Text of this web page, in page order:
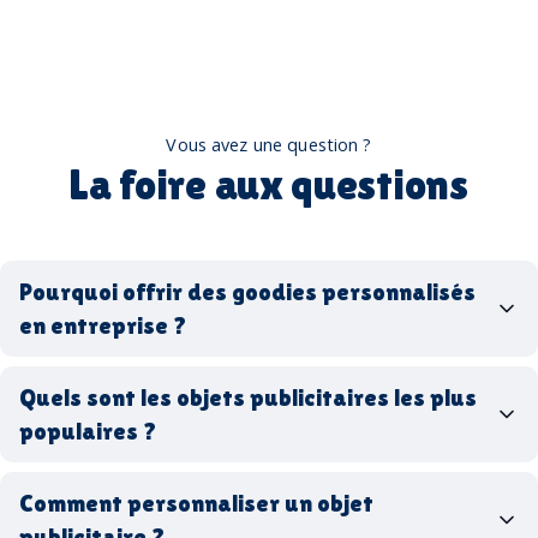
Vous avez une question ?
La foire aux questions
Pourquoi offrir des goodies personnalisés
en entreprise ?
Quels sont les objets publicitaires les plus
populaires ?
stylos personnalisés
tote bags publicitaires
Comment personnaliser un objet